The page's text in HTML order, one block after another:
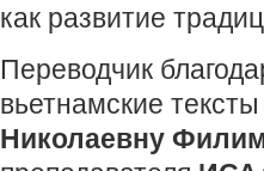
как развитие
Переводчик
вьетнамские
Николаевну